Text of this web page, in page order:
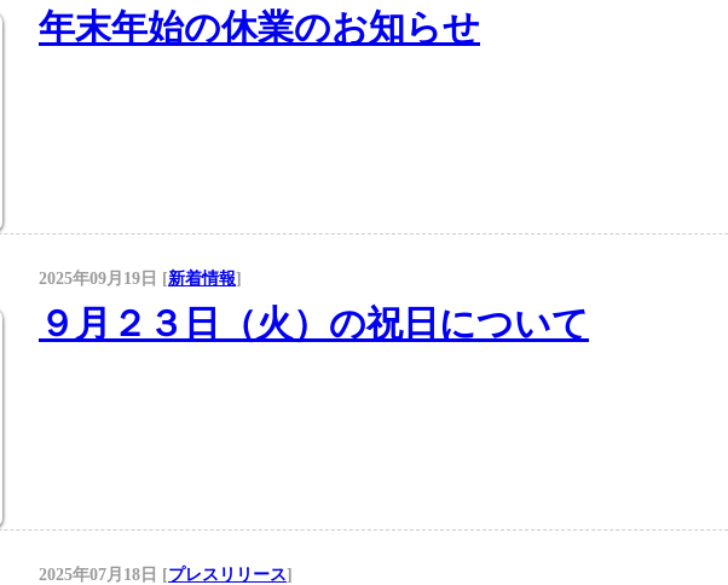
年末年始の休業のお知らせ
2025年09月19日 [新着情報]
９月２３日（火）の祝日について
2025年07月18日 [プレスリリース]